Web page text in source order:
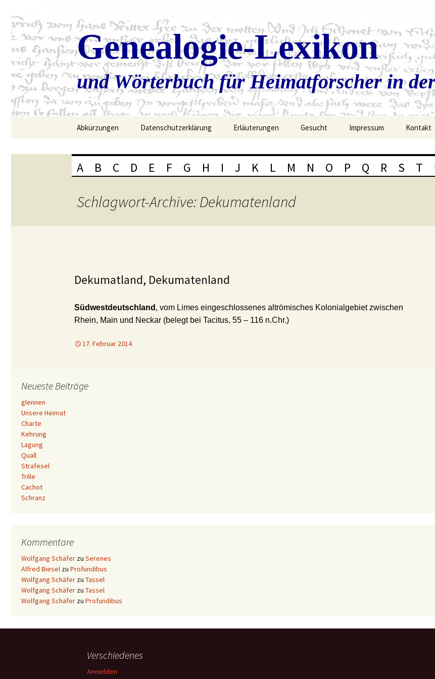
Genealogie-Lexikon
und Wörterbuch für Heimatforscher in
Abkürzungen Datenschutzerklärung Erläuterungen Gesucht Impressum Kontakt
A B C D E F G H I J K L M N O P Q R S T
Schlagwort-Archive: Dekumatenland
Dekumatland, Dekumatenland
Südwestdeutschland , vom Limes eingeschlossenes altrömisches Kolonialgebiet zwischen
Rhein, Main und Neckar (belegt bei Tacitus, 55 – 116 n.Chr.)
17. Februar 2014
Neueste Beiträge
glennen
Unsere Heimat
Charte
Kehrung
Lagung
Quall
Strafesel
Trille
Cachot
Schranz
Kommentare
Wolfgang Schäfer zu Serenes
Alfred Biesel zu Profundibus
Wolfgang Schäfer zu Tassel
Wolfgang Schäfer zu Tassel
Wolfgang Schäfer zu Profundibus
Verschiedenes
Anmelden